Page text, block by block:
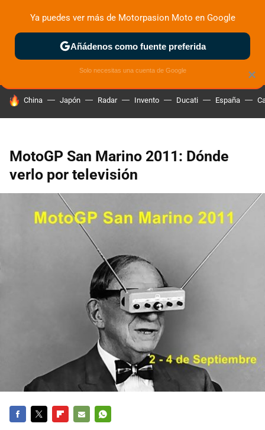
ZONA DE PRUEBAS DEPORTIVAS MOTOS ELÉCTRICAS
HOY SE HABLA DE
China Japón Radar Invento Ducati España
MotoGP San Marino 2011: Dónde
verlo por televisión
×
Ya puedes ver más de Motorpasion Moto en Google
Añádenos como fuente preferida
Solo necesitas una cuenta de Google